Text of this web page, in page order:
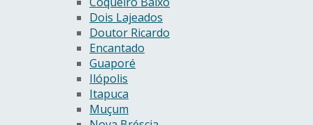
Dois Lajeados
Doutor Ricardo
Encantado
Guaporé
Ilópolis
Itapuca
Muçum